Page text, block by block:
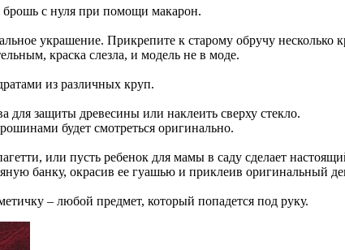
брошь с нуля при помощи макарон.
украшение. Прикрепите к старому обручу несколько
краска слезла, и модель не в моде.
из различных круп.
защиты древесины или наклеить сверху стекло.
будет смотреться оригинально.
или пусть ребенок для мамы в саду сделает
банку, окрасив ее гуашью и приклеив оригинальный
– любой предмет, который попадется под руку.